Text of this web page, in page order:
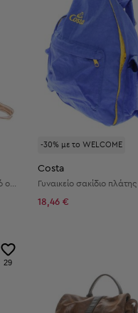
-30% με το WELCOME
Costa
Γυναικείο σακίδιο πλάτης
18,46 €
29